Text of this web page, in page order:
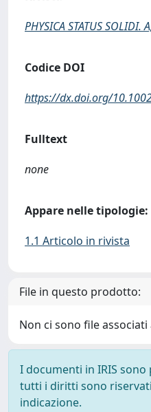
PHYSICA STATUS SOLIDI.
Codice DOI
https://dx.doi.org/
Fulltext
none
Appare nelle tipologie:
1.1 Articolo in rivista
File in questo prodotto:
Non ci sono file
I documenti in IRIS
tutti i diritti sono
indicazione.